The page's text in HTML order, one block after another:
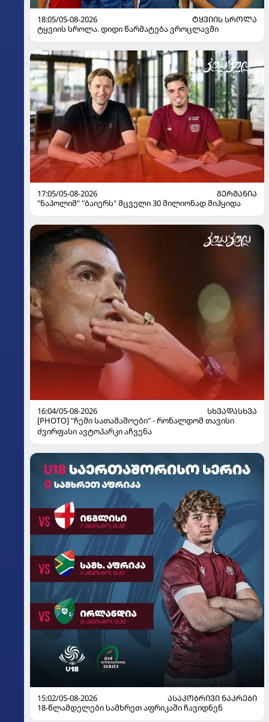
18:05/05-08-2026
ᲢᲧᲕᲘᲘᲡ ᲡᲠᲝᲚᲐ
ტყვიის სროლა. დიდი წარმატება ვროცლავში
17:05/05-08-2026
ᲒᲔᲠᲛᲐᲜᲘᲐ
"ნაპოლიმ" "ბაიერს" მცველი 30 მილიონად მიჰყიდა
16:04/05-08-2026
ᲡᲮᲕᲐᲓᲐᲡᲮᲕᲐ
[PHOTO] "ჩემი სათამაშოები" - რონალდომ თავისი
ძვირფასი ავტოპარკი აჩვენა
15:02/05-08-2026
ᲐᲡᲐᲙᲝᲑᲠᲘᲕᲘ ᲜᲐᲙᲠᲔᲑᲘ
18-წლამდელები სამხრეთ აფრიკაში ჩავიდნენ